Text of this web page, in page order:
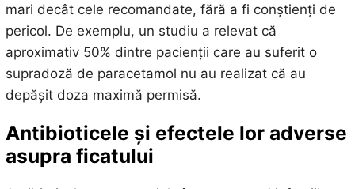
mari decât cele recomandate, fără a fi conștienți de
pericol. De exemplu, un studiu a relevat că
aproximativ 50% dintre pacienții care au suferit o
supradoză de paracetamol nu au realizat că au
depășit doza maximă permisă.
Antibioticele și efectele lor adverse
asupra ficatului